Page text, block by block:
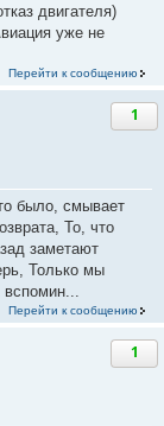
двигателя)
уже не
Перейти к сообщению
1
было, смывает
То, что
заметают
Только мы
Перейти к сообщению
1